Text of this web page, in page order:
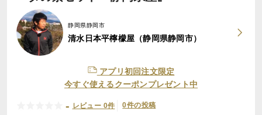
静岡県静岡市
清水日本平檸檬屋（静岡県静岡市）
アプリ初回注文限定
今すぐ使えるクーポンプレゼント中
- レビュー 0件 0件の投稿